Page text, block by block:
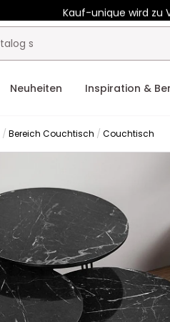
Kauf-unique wird zu
-10% ab 450€ mitENJOY10
Neuheiten Inspiration &
Bereich Couchtisch Couchtisch